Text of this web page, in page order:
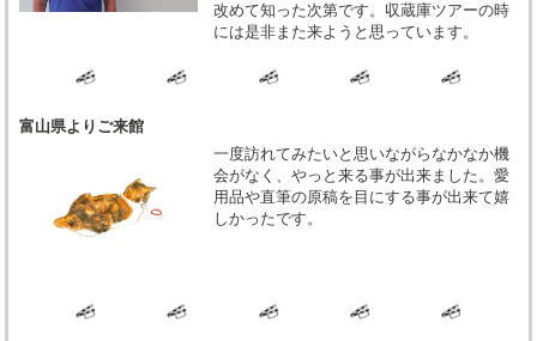
改めて知った次第です。収蔵庫ツアーの時
には是非また来ようと思っています。
富山県よりご来館
一度訪れてみたいと思いながらなかなか機
会がなく、やっと来る事が出来ました。愛
用品や直筆の原稿を目にする事が出来て嬉
しかったです。